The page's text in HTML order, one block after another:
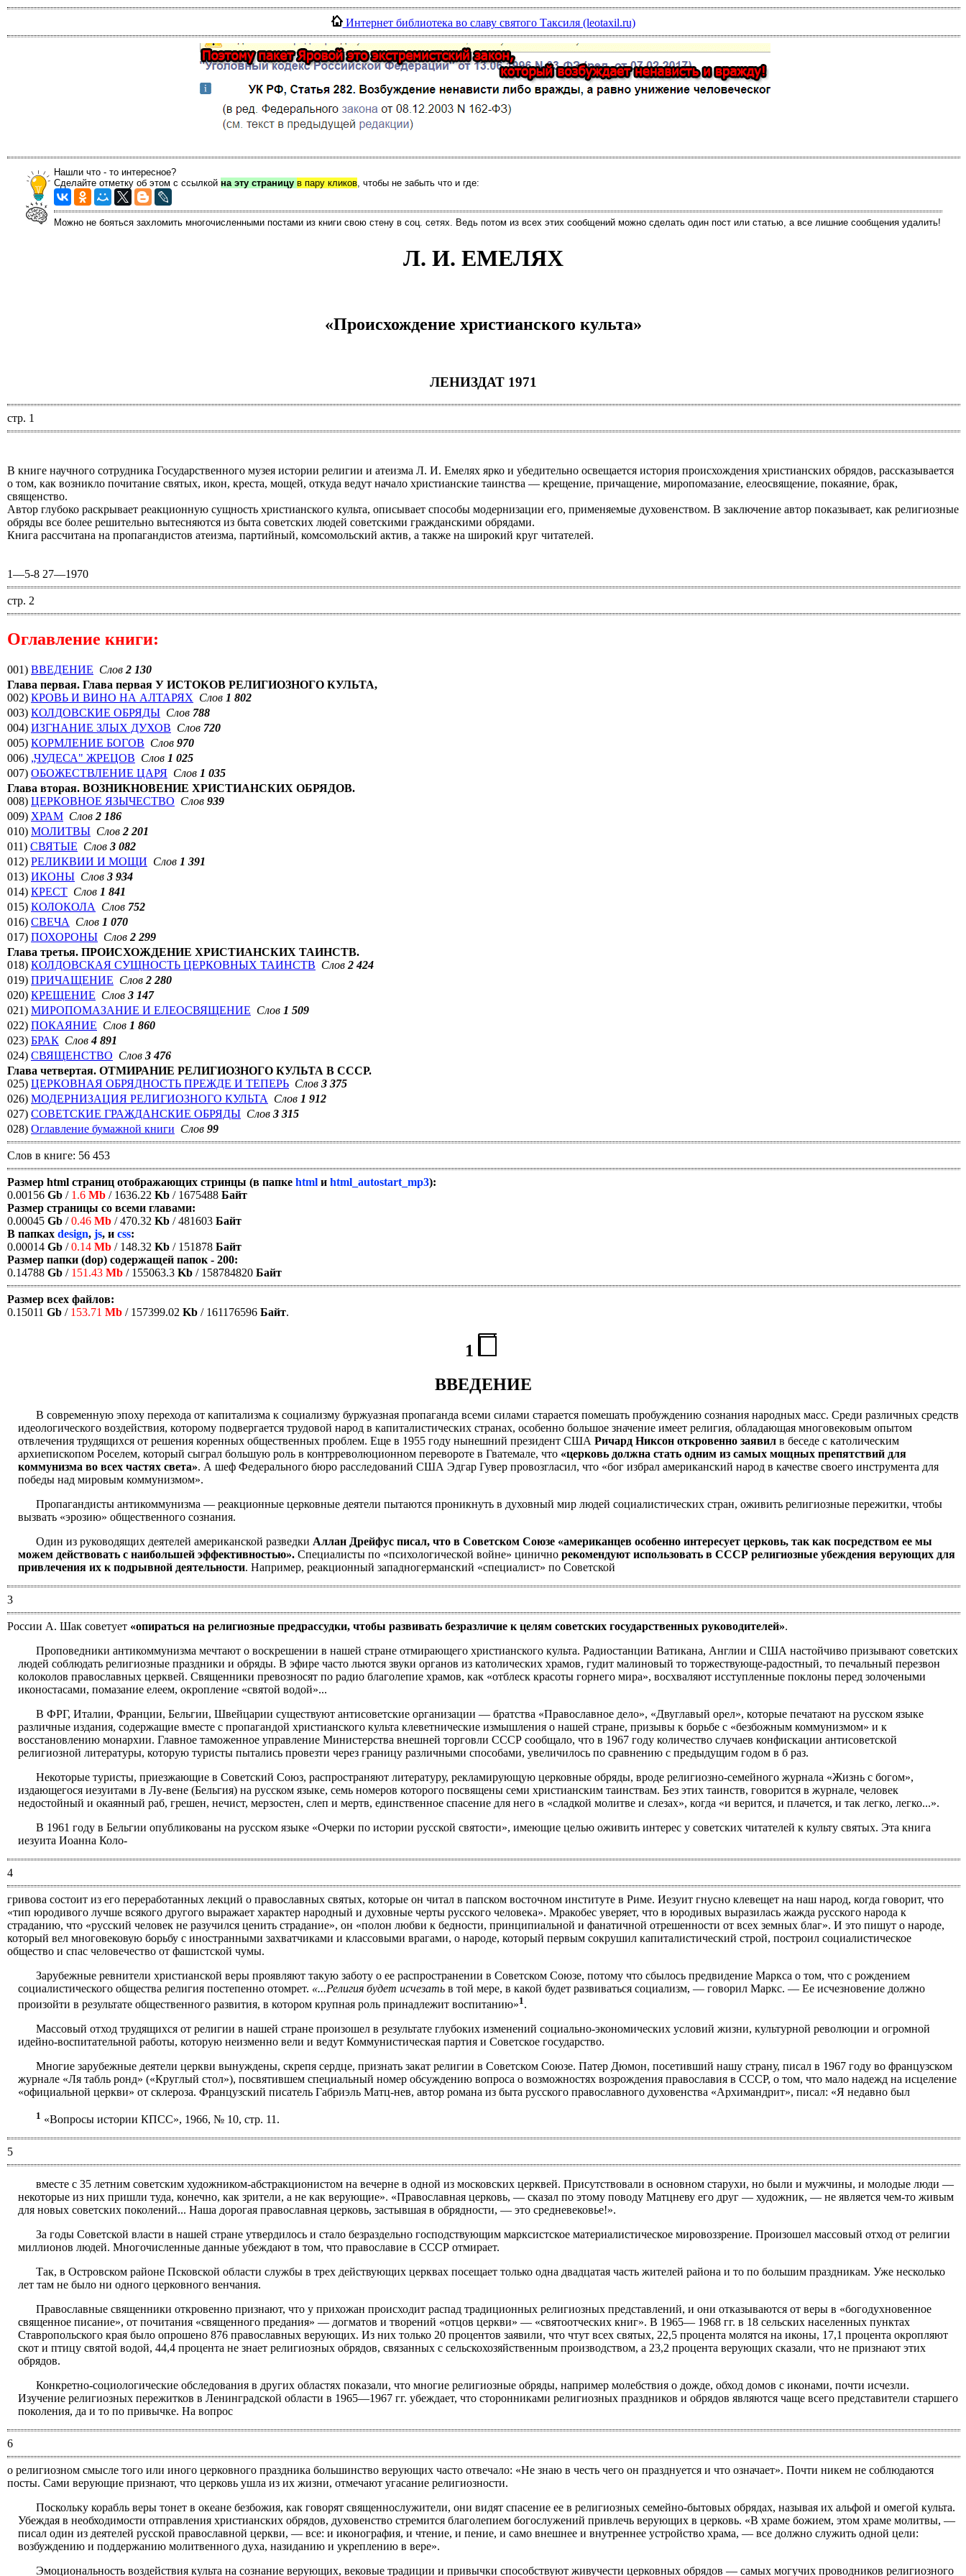
Интернет библиотека во славу святого Таксиля (leotaxil.ru)
Нашли что - то интересное?
Сделайте отметку об этом с ссылкой на эту страницу в пару кликов, чтобы не забыть что и где:
Можно не бояться захломить многочисленными постами из книги свою стену в соц. сетях. Ведь потом из всех этих сообщений можно сделать один пост или статью, а все лишние сообщения удалить!
Л. И. ЕМЕЛЯХ
«Происхождение христианского культа»
ЛЕНИЗДАТ 1971
стр. 1
В книге научного сотрудника Государственного музея истории религии и атеизма Л. И. Емелях ярко и убедительно освещается история происхождения христианских обрядов, рассказывается
о том, как возникло почитание святых, икон, креста, мощей, откуда ведут начало христианские таинства — крещение, причащение, миропомазание, елеосвящение, покаяние, брак,
священство.
Автор глубоко раскрывает реакционную сущность христианского культа, описывает способы модернизации его, применяемые духовенством. В заключение автор показывает, как религиозные
обряды все более решительно вытесняются из быта советских людей советскими гражданскими обрядами.
Книга рассчитана на пропагандистов атеизма, партийный, комсомольский актив, а также на широкий круг читателей.
1—5-8 27—1970
стр. 2
Оглавление книги:
001) ВВЕДЕНИЕ Слов 2 130
Глава первая. Глава первая У ИСТОКОВ РЕЛИГИОЗНОГО КУЛЬТА,
002) КРОВЬ И ВИНО НА АЛТАРЯХ Слов 1 802
003) КОЛДОВСКИЕ ОБРЯДЫ Слов 788
004) ИЗГНАНИЕ ЗЛЫХ ДУХОВ Слов 720
005) КОРМЛЕНИЕ БОГОВ Слов 970
006) „ЧУДЕСА" ЖРЕЦОВ Слов 1 025
007) ОБОЖЕСТВЛЕНИЕ ЦАРЯ Слов 1 035
Глава вторая. ВОЗНИКНОВЕНИЕ ХРИСТИАНСКИХ ОБРЯДОВ.
008) ЦЕРКОВНОЕ ЯЗЫЧЕСТВО Слов 939
009) ХРАМ Слов 2 186
010) МОЛИТВЫ Слов 2 201
011) СВЯТЫЕ Слов 3 082
012) РЕЛИКВИИ И МОЩИ Слов 1 391
013) ИКОНЫ Слов 3 934
014) КРЕСТ Слов 1 841
015) КОЛОКОЛА Слов 752
016) СВЕЧА Слов 1 070
017) ПОХОРОНЫ Слов 2 299
Глава третья. ПРОИСХОЖДЕНИЕ ХРИСТИАНСКИХ ТАИНСТВ.
018) КОЛДОВСКАЯ СУЩНОСТЬ ЦЕРКОВНЫХ ТАИНСТВ Слов 2 424
019) ПРИЧАЩЕНИЕ Слов 2 280
020) КРЕЩЕНИЕ Слов 3 147
021) МИРОПОМАЗАНИЕ И ЕЛЕОСВЯЩЕНИЕ Слов 1 509
022) ПОКАЯНИЕ Слов 1 860
023) БРАК Слов4 891
024) СВЯЩЕНСТВО Слов 3 476
Глава четвертая. ОТМИРАНИЕ РЕЛИГИОЗНОГО КУЛЬТА В СССР.
025) ЦЕРКОВНАЯ ОБРЯДНОСТЬ ПРЕЖДЕ И ТЕПЕРЬ Слов 3 375
026) МОДЕРНИЗАЦИЯ РЕЛИГИОЗНОГО КУЛЬТА Слов 1 912
027) СОВЕТСКИЕ ГРАЖДАНСКИЕ ОБРЯДЫ Слов 3 315
028) Оглавление бумажной книги Слов 99
Слов в книге: 56 453
Размер html страниц отображающих стринцы (в папке html и html_autostart_mp3):
0.00156 Gb / 1.6 Mb / 1636.22 Kb / 1675488 Байт
Размер страницы со всеми главами:
0.00045 Gb /0.46 Mb / 470.32 Kb / 481603 Байт
В папках design, js, и css:
0.00014 Gb /0.14 Mb / 148.32 Kb / 151878 Байт
Размер папки (dop) содержащей папок - 200:
0.14788 Gb / 151.43 Mb / 155063.3 Kb / 158784820 Байт
Размер всех файлов:
0.15011 Gb / 153.71 Mb / 157399.02 Kb / 161176596 Байт.
1
ВВЕДЕНИЕ
В современную эпоху перехода от капитализма к социализму буржуазная пропаганда всеми силами старается помешать пробуждению сознания народных масс. Среди различных средств
идеологического воздействия, которому подвергается трудовой народ в капиталистических странах, особенно большое значение имеет религия, обладающая многовековым опытом
отвлечения трудящихся от решения коренных общественных проблем. Еще в 1955 году нынешний президент США Ричард Никсон откровенно заявил в беседе с католическим
архиепископом Роселем, который сыграл большую роль в контрреволюционном перевороте в Гватемале, что «церковь должна стать одним из самых мощных препятствий для
коммунизма во всех частях света». А шеф Федерального бюро расследований США Эдгар Гувер провозгласил, что «бог избрал американский народ в качестве своего инструмента для
победы над мировым коммунизмом».
Пропагандисты антикоммунизма — реакционные церковные деятели пытаются проникнуть в духовный мир людей социалистических стран, оживить религиозные пережитки, чтобы
вызвать «эрозию» общественного сознания.
Один из руководящих деятелей американской разведки Аллан Дрейфус писал, что в Советском Союзе «американцев особенно интересует церковь, так как посредством ее мы
можем действовать с наибольшей эффективностью». Специалисты по «психологической войне» цинично рекомендуют использовать в СССР религиозные убеждения верующих для
привлечения их к подрывной деятельности. Например, реакционный западногерманский «специалист» по Советской
3
России А. Шак советует «опираться на религиозные предрассудки, чтобы развивать безразличие к целям советских государственных руководителей».
Проповедники антикоммунизма мечтают о воскрешении в нашей стране отмирающего христианского культа. Радиостанции Ватикана, Англии и США настойчиво призывают советских
людей соблюдать религиозные праздники и обряды. В эфире часто льются звуки органов из католических храмов, гудит малиновый то торжествующе-радостный, то печальный перезвон
колоколов православных церквей. Священники превозносят по радио благолепие храмов, как «отблеск красоты горнего мира», восхваляют исступленные поклоны перед золочеными
иконостасами, помазание елеем, окропление «святой водой»...
В ФРГ, Италии, Франции, Бельгии, Швейцарии существуют антисоветские организации — братства «Православное дело», «Двуглавый орел», которые печатают на русском языке
различные издания, содержащие вместе с пропагандой христианского культа клеветнические измышления о нашей стране, призывы к борьбе с «безбожным коммунизмом» и к
восстановлению монархии. Главное таможенное управление Министерства внешней торговли СССР сообщало, что в 1967 году количество случаев конфискации антисоветской
религиозной литературы, которую туристы пытались провезти через границу различными способами, увеличилось по сравнению с предыдущим годом в б раз.
Некоторые туристы, приезжающие в Советский Союз, распространяют литературу, рекламирующую церковные обряды, вроде религиозно-семейного журнала «Жизнь с богом»,
издающегося иезуитами в Лу-вене (Бельгия) на русском языке, семь номеров которого посвящены семи христианским таинствам. Без этих таинств, говорится в журнале, человек
недостойный и окаянный раб, грешен, нечист, мерзостен, слеп и мертв, единственное спасение для него в «сладкой молитве и слезах», когда «и верится, и плачется, и так легко, легко...».
В 1961 году в Бельгии опубликованы на русском языке «Очерки по истории русской святости», имеющие целью оживить интерес у советских читателей к культу святых. Эта книга
иезуита Иоанна Коло-
4
гривова состоит из его переработанных лекций о православных святых, которые он читал в папском восточном институте в Риме. Иезуит гнусно клевещет на наш народ, когда говорит, что
«тип юродивого лучше всякого другого выражает характер народный и духовные черты русского человека». Мракобес уверяет, что в юродивых выразилась жажда русского народа к
страданию, что «русский человек не разучился ценить страдание», он «полон любви к бедности, принципиальной и фанатичной отрешенности от всех земных благ». И это пишут о народе,
который вел многовековую борьбу с иностранными захватчиками и классовыми врагами, о народе, который первым сокрушил капиталистический строй, построил социалистическое
общество и спас человечество от фашистской чумы.
Зарубежные ревнители христианской веры проявляют такую заботу о ее распространении в Советском Союзе, потому что сбылось предвидение Маркса о том, что с рождением
социалистического общества религия постепенно отомрет. «...Религия будет исчезать в той мере, в какой будет развиваться социализм, — говорил Маркс. — Ее исчезновение должно
произойти в результате общественного развития, в котором крупная роль принадлежит воспитанию»1 .
Массовый отход трудящихся от религии в нашей стране произошел в результате глубоких изменений социально-экономических условий жизни, культурной революции и огромной
идейно-воспитательной работы, которую неизменно вели и ведут Коммунистическая партия и Советское государство.
Многие зарубежные деятели церкви вынуждены, скрепя сердце, признать закат религии в Советском Союзе. Патер Дюмон, посетивший нашу страну, писал в 1967 году во французском
журнале «Ля табль ронд» («Круглый стол»), посвятившем специальный номер обсуждению вопроса о возможностях возрождения православия в СССР, о том, что мало надежд на исцеление
«официальной церкви» от склероза. Французский писатель Габриэль Матц-нев, автор романа из быта русского православного духовенства «Архимандрит», писал: «Я недавно был
1 «Вопросы истории КПСС», 1966, № 10, стр. 11.
5
вместе с 35 летним советским художником-абстракционистом на вечерне в одной из московских церквей. Присутствовали в основном старухи, но были и мужчины, и молодые люди —
некоторые из них пришли туда, конечно, как зрители, а не как верующие». «Православная церковь, — сказал по этому поводу Матцневу его друг — художник, — не является чем-то живым
для новых советских поколений... Наша дорогая православная церковь, застывшая в обрядности, — это средневековье!».
За годы Советской власти в нашей стране утвердилось и стало безраздельно господствующим марксистское материалистическое мировоззрение. Произошел массовый отход от религии
миллионов людей. Многочисленные данные убеждают в том, что православие в СССР отмирает.
Так, в Островском районе Псковской области службы в трех действующих церквах посещает только одна двадцатая часть жителей района и то по большим праздникам. Уже несколько
лет там не было ни одного церковного венчания.
Православные священники откровенно признают, что у прихожан происходит распад традиционных религиозных представлений, и они отказываются от веры в «богодухновенное
священное писание», от почитания «священного предания» — догматов и творений «отцов церкви» — «святоотческих книг». В 1965— 1968 гг. в 18 сельских населенных пунктах
Ставропольского края было опрошено 876 православных верующих. Из них только 20 процентов заявили, что чтут всех святых, 22,5 процента молятся на иконы, 17,1 процента окропляют
скот и птицу святой водой, 44,4 процента не знает религиозных обрядов, связанных с сельскохозяйственным производством, а 23,2 процента верующих сказали, что не признают этих
обрядов.
Конкретно-социологические обследования в других областях показали, что многие религиозные обряды, например молебствия о дожде, обход домов с иконами, почти исчезли.
Изучение религиозных пережитков в Ленинградской области в 1965—1967 гг. убеждает, что сторонниками религиозных праздников и обрядов являются чаще всего представители старшего
поколения, да и то по привычке. На вопрос
6
о религиозном смысле того или иного церковного праздника большинство верующих часто отвечало: «Не знаю в честь чего он празднуется и что означает». Почти никем не соблюдаются
посты. Сами верующие признают, что церковь ушла из их жизни, отмечают угасание религиозности.
Поскольку корабль веры тонет в океане безбожия, как говорят священнослужители, они видят спасение ее в религиозных семейно-бытовых обрядах, называя их альфой и омегой культа.
Убеждая в необходимости отправления христианских обрядов, духовенство стремится благолепием богослужений привлечь верующих в церковь. «В храме божием, этом храме молитвы, —
писал один из деятелей русской православной церкви, — все: и иконография, и чтение, и пение, и само внешнее и внутреннее устройство храма, — все должно служить одной цели:
возбуждению и поддержанию молитвенного духа, назиданию и укреплению в вере».
Эмоциональность воздействия культа на сознание верующих, вековые традиции и привычки способствуют живучести церковных обрядов — самых могучих проводников религиозного